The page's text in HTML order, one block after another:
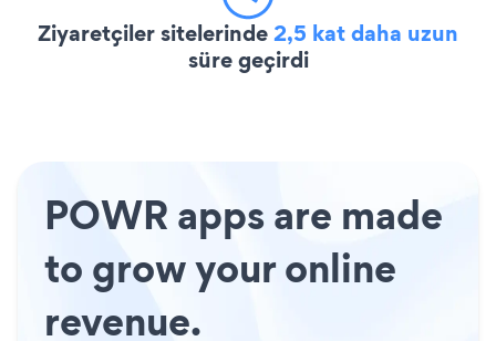
Ziyaretçiler sitelerinde2,5 kat daha uzun
süre geçirdi
POWR apps are made
to grow your online
revenue.